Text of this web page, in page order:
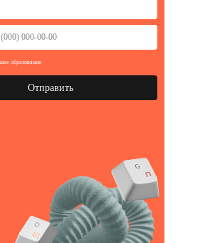
образование
Отправить